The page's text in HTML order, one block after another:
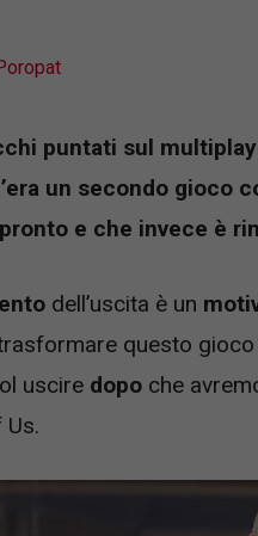
puntati sul
un secondo gioco
e che invece è
dell’uscita è un
questo gioco
uscire dopo che